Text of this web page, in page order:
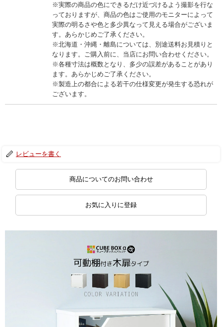
※実際の商品の色にできるだけ近づけるよう撮影を行な
っておりますが、商品の色はご使用のモニターによって
実際の明るさや色と多少異なって見える場合がございま
す。あらかじめご了承ください。
※北海道・沖縄・離島については、別途送料お見積りと
なります。ご購入前に、当店にお問い合わせください。
※各種寸法は概数となり、多少の誤差があることがあり
ます。あらかじめご了承ください。
※製造上の都合による若干の仕様変更が発生する恐れが
ございます。
レビューを書く
商品についてのお問い合わせ
お気に入りに登録